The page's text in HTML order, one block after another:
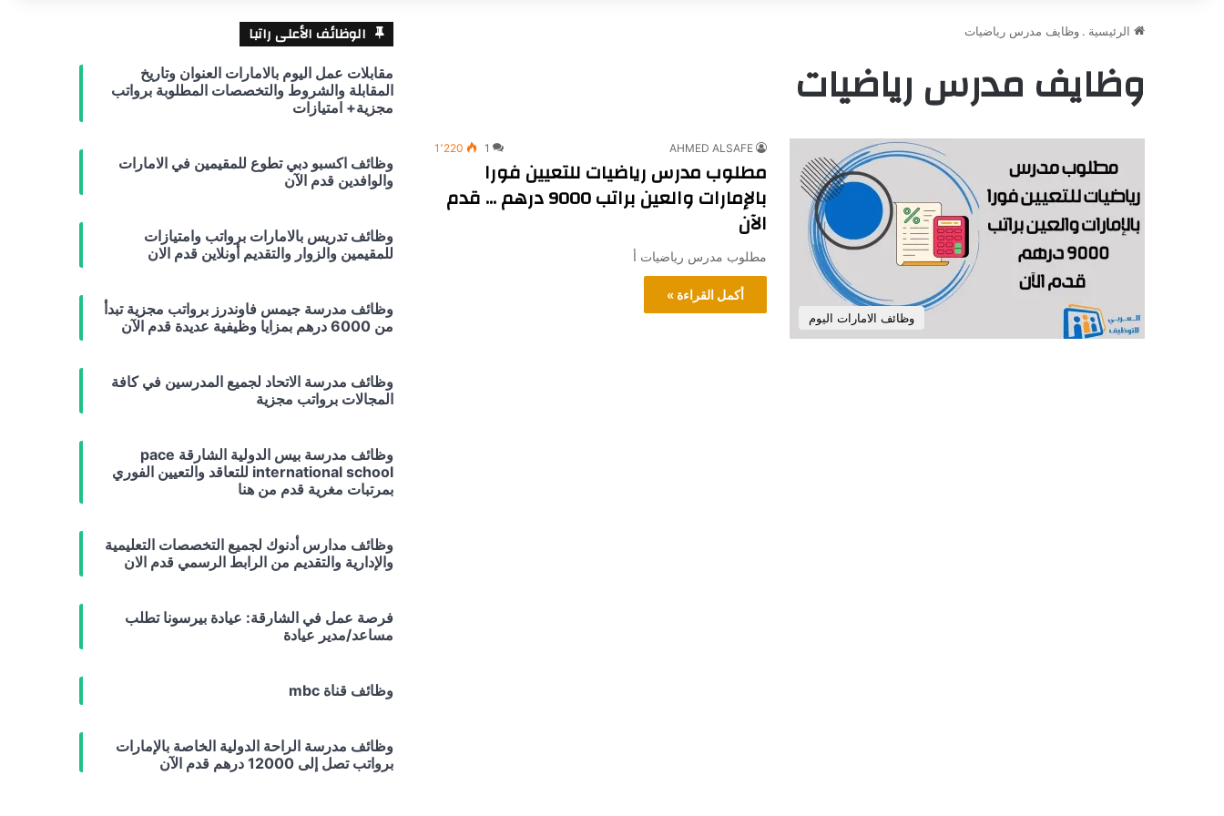
الرئيسية . وظايف مدرس رياضيات
وظايف مدرس رياضيات
وظائف الامارات اليوم
AHMED ALSAFE
1 1٬220
مطلوب مدرس رياضيات للتعيين فورا
بالإمارات والعين براتب 9000 درهم … قدم
الآن
مطلوب مدرس رياضيات أ
أكمل القراءة »
الوظائف الأعلى راتبا
مقابلات عمل اليوم بالامارات العنوان وتاريخ
المقابلة والشروط والتخصصات المطلوبة برواتب
مجزية+ امتيازات
وظائف اكسبو دبي تطوع للمقيمين في الامارات
والوافدين قدم الآن
وظائف تدريس بالامارات برواتب وامتيازات
للمقيمين والزوار والتقديم أونلاين قدم الان
وظائف مدرسة جيمس فاوندرز برواتب مجزية تبدأ
من 6000 درهم بمزايا وظيفية عديدة قدم الآن
وظائف مدرسة الاتحاد لجميع المدرسين في كافة
المجالات برواتب مجزية
وظائف مدرسة بيس الدولية الشارقة pace
international school للتعاقد والتعيين الفوري
بمرتبات مغرية قدم من هنا
وظائف مدارس أدنوك لجميع التخصصات التعليمية
والإدارية والتقديم من الرابط الرسمي قدم الان
فرصة عمل في الشارقة: عيادة بيرسونا تطلب
مساعد/مدير عيادة
وظائف قناة mbc
وظائف مدرسة الراحة الدولية الخاصة بالإمارات
برواتب تصل إلى 12000 درهم قدم الآن